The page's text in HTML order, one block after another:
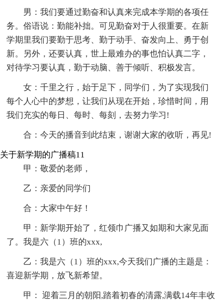
男：我们要通过勤奋和认真来完成本学期的各项任
务。俗语说：勤能补拙。可见勤奋对于人很重要。在新
学期里我们要勤于思考、勤于动手、奋发向上、勇于创
新。另外，还要认真，世上最难办的事也怕认真二字，
对待学习要认真，勤于动脑、善于倾听、积极发言。
女：千里之行，始于足下，同学们，为了实现我们
每个人心中的梦想，让我们从现在开始，珍惜时间，用
我们充实的每日、每时、每刻，去努力学习!
合：今天的播音到此结束，谢谢大家的收听，再见!
关于新学期的广播稿11
甲：敬爱的老师，
乙：亲爱的同学们
合：大家中午好！
甲：新学期开始了，红领巾广播又如期和大家见面
了。我是六（1）班的xxx,
乙：我是六（1）班的xxx,今天我们广播的主题是：
喜迎新学期，放飞新希望。
甲： 迎着三月的朝阳,踏着初春的清露,满载14年丰收